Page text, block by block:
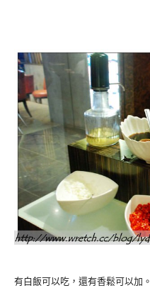
有白飯可以吃，還有香鬆可以加。